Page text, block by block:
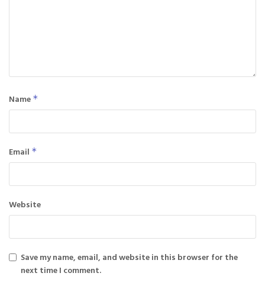
Name *
Email *
Website
Save my name, email, and website in this browser for the
next time I comment.